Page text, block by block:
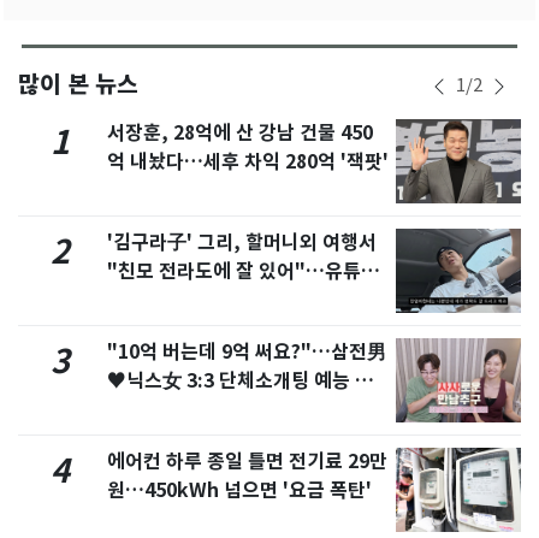
많이 본 뉴스 1/2
1
서장훈, 28억에 산 강남 건물 450
억 내놨다…세후 차익 280억 '잭팟'
2
'김구라子' 그리, 할머니외 여행서
"친모 전라도에 잘 있어"…유튜브
3
"10억 버는데 9억 써요?"…삼전男
♥닉스女 3:3 단체소개팅 예능 화
4
에어컨 하루 종일 틀면 전기료 29만
원…450kWh 넘으면 '요금 폭탄'